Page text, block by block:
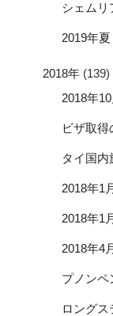
シェムリ
2019年
2018年 (139)
2018年
ビザ取
タイ国
2018年1
2018年1
2018年4
プノンペ
ロングス